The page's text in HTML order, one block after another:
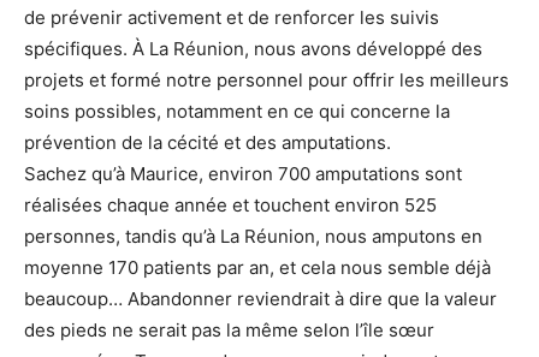
de prévenir activement et de renforcer les suivis
spécifiques. À La Réunion, nous avons développé des
projets et formé notre personnel pour offrir les meilleurs
soins possibles, notamment en ce qui concerne la
prévention de la cécité et des amputations.
Sachez qu’à Maurice, environ 700 amputations sont
réalisées chaque année et touchent environ 525
personnes, tandis qu’à La Réunion, nous amputons en
moyenne 170 patients par an, et cela nous semble déjà
beaucoup… Abandonner reviendrait à dire que la valeur
des pieds ne serait pas la même selon l’île sœur